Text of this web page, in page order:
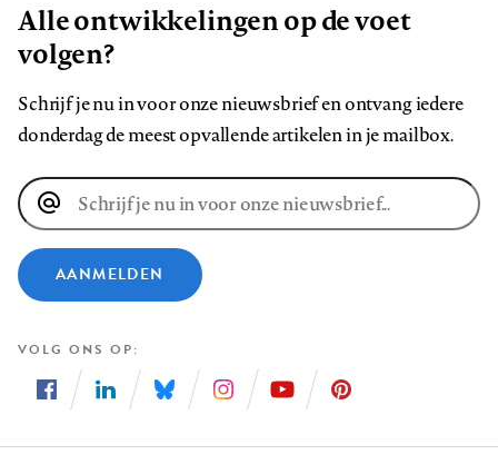
Alle ontwikkelingen op de voet
volgen?
Schrijf je nu in voor onze nieuwsbrief en ontvang iedere
donderdag de meest opvallende artikelen in je mailbox.
E-
mailadres
AANMELDEN
VOLG ONS OP
ons
ons
ons
ons
ons
ons